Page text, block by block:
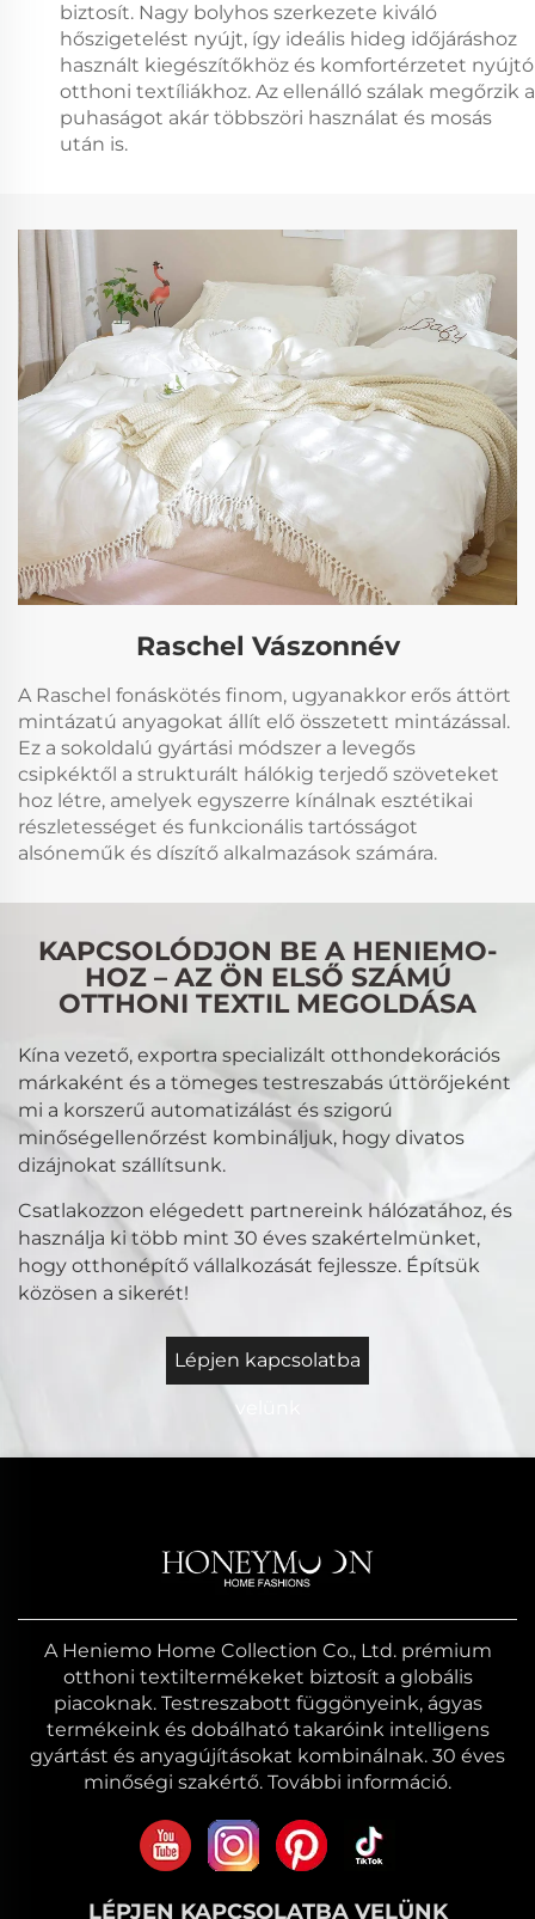
biztosít. Nagy bolyhos szerkezete kiváló
hőszigetelést nyújt, így ideális hideg időjáráshoz
használt kiegészítőkhöz és komfortérzetet nyújtó
otthoni textíliákhoz. Az ellenálló szálak megőrzik a
puhaságot akár többszöri használat és mosás
után is.
Raschel Vászonnév
A Raschel fonáskötés finom, ugyanakkor erős áttört
mintázatú anyagokat állít elő összetett mintázással.
Ez a sokoldalú gyártási módszer a levegős
csipkéktől a strukturált hálókig terjedő szöveteket
hoz létre, amelyek egyszerre kínálnak esztétikai
részletességet és funkcionális tartósságot
alsóneműk és díszítő alkalmazások számára.
KAPCSOLÓDJON BE A HENIEMO-
HOZ – AZ ÖN ELSŐ SZÁMÚ
OTTHONI TEXTIL MEGOLDÁSA
Kína vezető, exportra specializált otthondekorációs
márkaként és a tömeges testreszabás úttörőjeként
mi a korszerű automatizálást és szigorú
minőségellenőrzést kombináljuk, hogy divatos
dizájnokat szállítsunk.
Csatlakozzon elégedett partnereink hálózatához, és
használja ki több mint 30 éves szakértelmünket,
hogy otthonépítő vállalkozását fejlessze. Építsük
közösen a sikerét!
Lépjen kapcsolatba
velünk
A Heniemo Home Collection Co., Ltd. prémium
otthoni textiltermékeket biztosít a globális
piacoknak. Testreszabott függönyeink, ágyas
termékeink és dobálható takaróink intelligens
gyártást és anyagújításokat kombinálnak. 30 éves
minőségi szakértő. További információ.
LÉPJEN KAPCSOLATBA VELÜNK